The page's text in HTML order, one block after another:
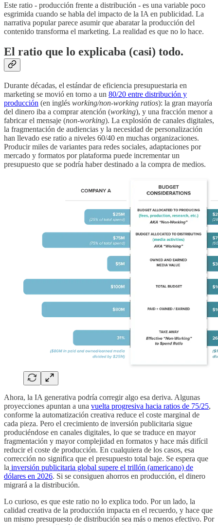
Este ratio - producción frente a distribución - es una variable poco
esgrimida cuando se habla del impacto de la IA en publicidad. La
narrativa popular parece asumir que abaratar la producción del
contenido transforma el marketing. La realidad es que no lo hace.
El ratio que lo explicaba (casi) todo.
Durante décadas, el estándar de eficiencia presupuestaria en
marketing se movió en torno a un 80/20 entre distribución y
producción (en inglés working/non-working ratios): la gran mayoría
del dinero iba a comprar atención (working), y una fracción menor a
fabricar el mensaje (non-working). La explosión de canales digitales,
la fragmentación de audiencias y la necesidad de personalización
han llevado ese ratio a niveles 60/40 en muchas organizaciones.
Producir miles de variantes para redes sociales, adaptaciones por
mercado y formatos por plataforma puede incrementar un
presupuesto que se podría haber destinado a la compra de medios.
Ahora, la IA generativa podría corregir algo esa deriva. Algunas
proyecciones apuntan a una vuelta progresiva hacia ratios de 75/25,
conforme la automatización creativa reduce el coste marginal de
cada pieza. Pero el crecimiento de inversión publicitaria sigue
produciéndose en canales digitales, lo que se traduce en mayor
fragmentación y mayor complejidad en formatos y hace más difícil
reducir el coste de producción. En cualquiera de los casos, esa
corrección no significa que el presupuesto total baje. Se espera que
la inversión publicitaria global supere el trillón (americano) de
dólares en 2026. Si se consiguen ahorros en producción, el dinero
migrará a la distribución.
Lo curioso, es que este ratio no lo explica todo. Por un lado, la
calidad creativa de la producción impacta en el recuerdo, y hace que
un mismo presupuesto de distribución sea más o menos efectivo. Por